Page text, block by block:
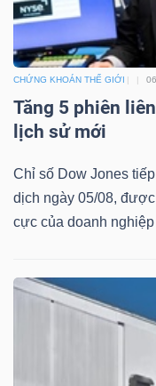
CHỨNG KHOÁN THẾ GIỚI
Tăng 5 phiên
lịch sử mới
Chỉ số Dow Jones
dịch ngày 05/08,
cực của doanh
(-)
Tất cả Cổ phiếu
Lãnh
đạo
Tất cả Người
(-)